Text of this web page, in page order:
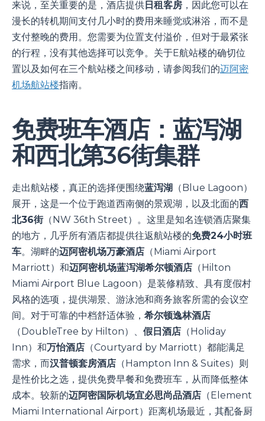
来说，至关重要的是，酒店提供 日租客房 ，因此您可以在
漫长的转机期间支付几小时的费用来睡觉或淋浴，而不是
支付整晚的费用。您需要为位置支付溢价，但对于最紧张
的行程，没有其他选择可以竞争。关于E航站楼的确切位
置以及如何在三个航站楼之间移动，请参阅我们的迈阿密
机场航站楼指南。
免费班车酒店：蓝泻湖
和西北第36街集群
走出航站楼，真正的选择便围绕蓝泻湖
（Blue Lagoon）
展开，这是一个位于跑道西南侧的景观湖，以及北面的西
北36街（NW 36th Street）。这里是知名连锁酒店聚集
的地方，几乎所有酒店都提供往返航站楼的免费24小时班
车。湖畔的迈阿密机场万豪酒店 （Miami Airport
Marriott）和迈阿密机场蓝泻湖希尔顿酒店 （Hilton
Miami Airport Blue Lagoon）是装修精致、具有度假村
风格的选项，提供湖景、游泳池和商务旅客所需的会议空
间。对于可靠的中档舒适体验， 希尔顿逸林酒店
（DoubleTree by Hilton）、 假日酒店 （Holiday
Inn）和万怡酒店 （Courtyard by Marriott）都能满足
需求，而汉普顿套房酒店 （Hampton Inn & Suites）则
是性价比之选，提供免费早餐和免费班车，从而降低整体
成本。较新的迈阿密国际机场宜必思尚品酒店 （Element
Miami International Airport）距离机场最近，其配备厨